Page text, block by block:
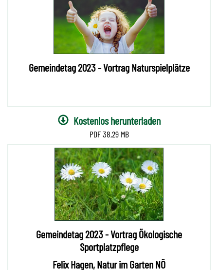
Gemeindetag 2023 - Vortrag Naturspielplätze
Kostenlos herunterladen
38,29 MB
Gemeindetag 2023 - Vortrag Ökologische
Sportplatzpflege
Felix Hagen, Natur im Garten NÖ